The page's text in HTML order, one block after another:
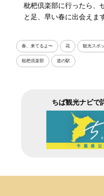
枇杷倶楽部に行ったら、
と足、早い春に出会えま
春、来てるよ〜 花 観光スポ
枇杷倶楽部 道の駅
ちば観光ナビで